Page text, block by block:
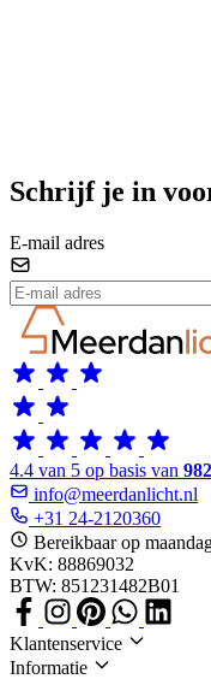
Schrijf je in
E-mail adres
4.4 van 5 op basis van
info@meerdanlicht.nl
+31 24-2120360
Bereikbaar op
KvK: 88869032
BTW: 851231482B01
Klantenservice
Informatie